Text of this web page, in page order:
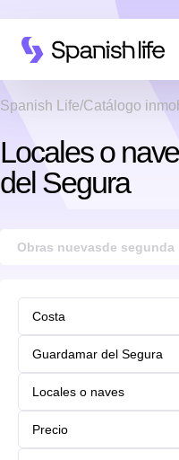
Spanish Life Catálogo
Locales o
del Segura
Obras nuevasde segunda